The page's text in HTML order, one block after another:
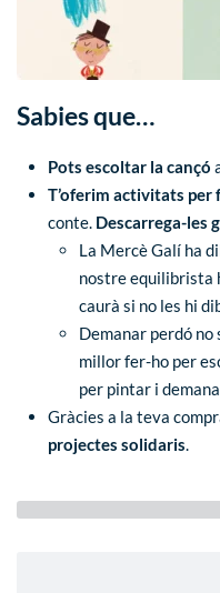
Sabies que…
Pots escoltar la cançó
T’oferim activitats per
conte. Descarrega-les
La Mercè Galí ha
nostre equilibrista
caurà si no les hi
Demanar perdó no
millor fer-ho per
per pintar i
Gràcies a la teva
projectes solidaris.